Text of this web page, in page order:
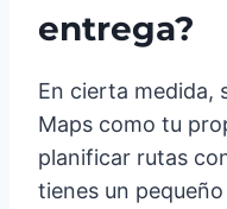
entrega?
En cierta medida,
Maps como tu
planificar rutas
tienes un